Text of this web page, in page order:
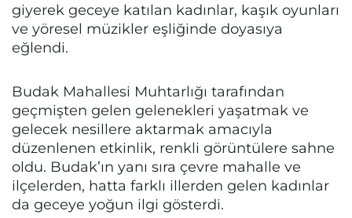
giyerek geceye katılan kadınlar, kaşık oyunları
ve yöresel müzikler eşliğinde doyasıya
eğlendi.
Budak Mahallesi Muhtarlığı tarafından
geçmişten gelen gelenekleri yaşatmak ve
gelecek nesillere aktarmak amacıyla
düzenlenen etkinlik, renkli görüntülere sahne
oldu. Budak’ın yanı sıra çevre mahalle ve
ilçelerden, hatta farklı illerden gelen kadınlar
da geceye yoğun ilgi gösterdi.